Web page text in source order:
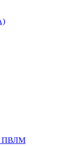
ПВЛМ